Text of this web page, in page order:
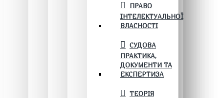
ПРАВО
ІНТЕЛЕКТУАЛЬНОЇ
ВЛАСНОСТІ
СУДОВА
ПРАКТИКА,
ДОКУМЕНТИ ТА
ЕКСПЕРТИЗА
ТЕОРІЯ